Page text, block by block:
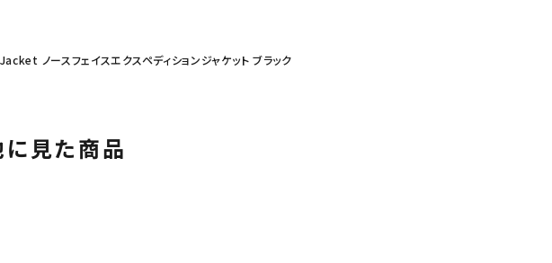
ノースフェイスエクスペディションジャケット ブラック
見た商品